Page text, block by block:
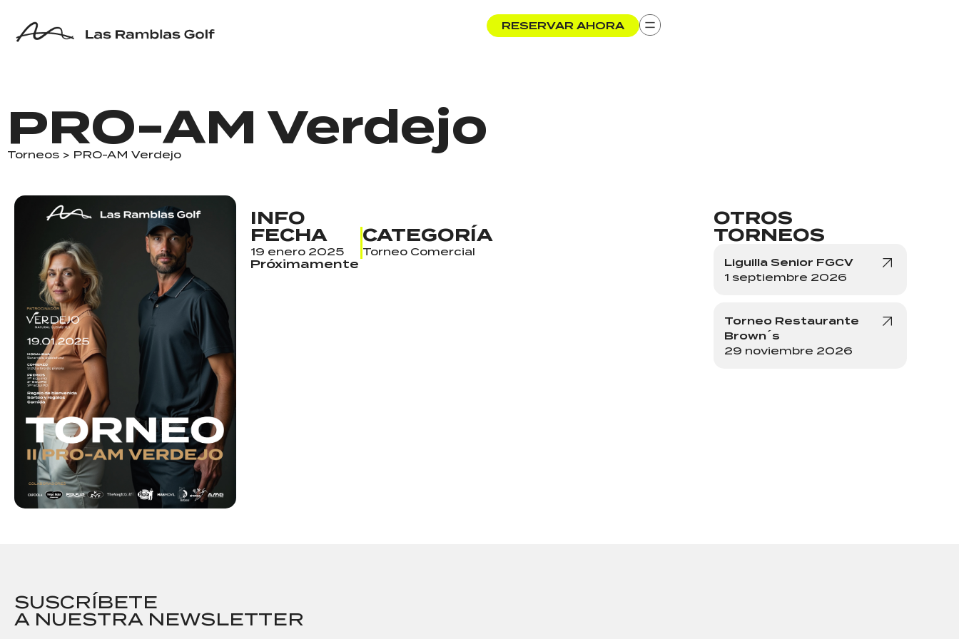
RESERVAR AHORA
PRO-AM Verdejo
Torneos > PRO-AM Verdejo
INFO
FECHA
19 enero 2025
CATEGORÍA
Torneo Comercial
Próximamente
OTROS
TORNEOS
Liguilla Senior FGCV
1 septiembre 2026
Torneo Restaurante
Brown´s
29 noviembre 2026
SUSCRÍBETE
A NUESTRA NEWSLETTER